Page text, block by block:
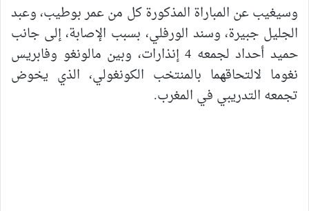
وسيغيب عن المباراة المذكورة كل من عمر بوطيب، وعبد
الجليل جبيرة، وسند الورفلي، بسبب الإصابة، إلى جانب
حميد أحداد لجمعه 4 إنذارات، وبين مالونغو وفابريس
نغوما لالتحاقهما بالمنتخب الكونغولي، الذي يخوض
تجمعه التدريبي في المغرب.